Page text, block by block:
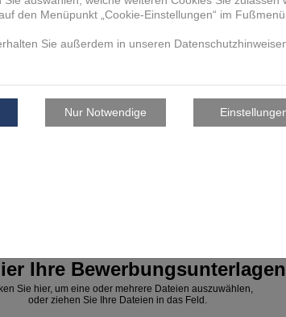
Bewerbungsfoto (Selfie)
eines Selfies diesen QR-Code mit dem Handy
Ihre
Sie hier, um eine oder mehrere Dateien auszuwählen,
oder ziehen Sie Ihre Dateien in das Feld.